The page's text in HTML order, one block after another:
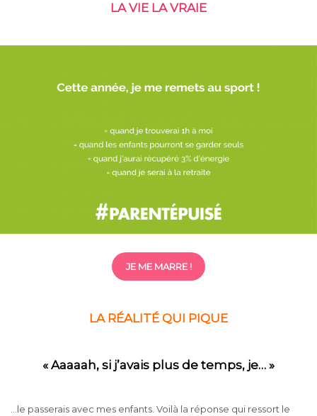
LA VIE LA VRAIE
JE ME MARRE !
LA RÉALITÉ QUI PIQUE
« Aaaaah, si j’avais plus de temps, je… »
…le passerais avec mes enfants. Voilà la réponse qui ressort le